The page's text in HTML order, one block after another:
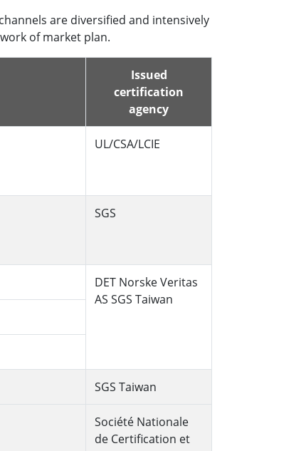
are diversified and intensively
of market plan.
Issued
certification
agency
UL/CSA/LCIE
SGS
DET Norske Veritas
AS SGS Taiwan
SGS Taiwan
Société Nationale
de Certification et